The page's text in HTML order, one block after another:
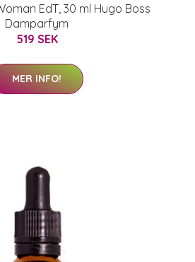
EdT, 30 ml Hugo Boss
Damparfym
519 SEK
MER INFO!